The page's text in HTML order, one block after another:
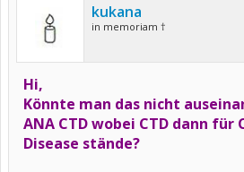
kukana
in memoriam †
Hi,
Könnte man das nicht
ANA CTD wobei CTD dann für
Disease stände?